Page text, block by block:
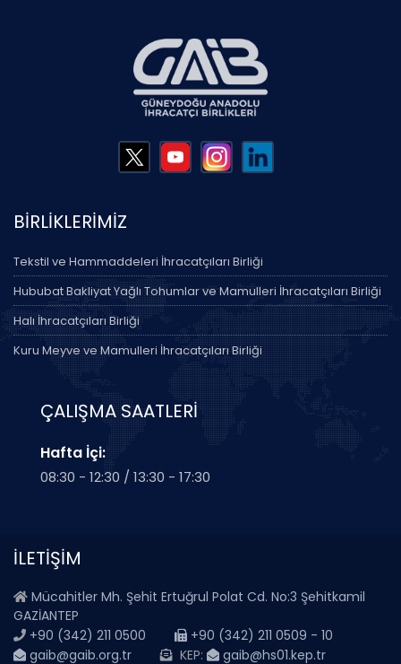
BİRLİKLERİMİZ
Tekstil ve Hammaddeleri İhracatçıları Birliği
Hububat Bakliyat Yağlı Tohumlar ve Mamulleri İhracatçıları Birliği
Halı İhracatçıları Birliği
Kuru Meyve ve Mamulleri İhracatçıları Birliği
ÇALIŞMA SAATLERİ
Hafta İçi:
08:30 - 12:30 / 13:30 - 17:30
İLETİŞİM
Mücahitler Mh. Şehit Ertuğrul Polat Cd. No:3 Şehitkamil
GAZİANTEP
+90 (342) 211 0500
+90 (342) 211 0509 - 10
gaib@gaib.org.tr
KEP: gaib@hs01.kep.tr